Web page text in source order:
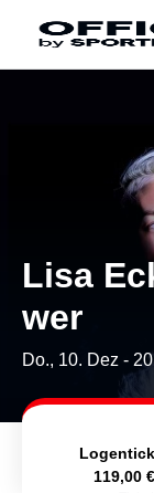
Navigation
Lisa
wer
Do., 10. Dez -
119,00 €